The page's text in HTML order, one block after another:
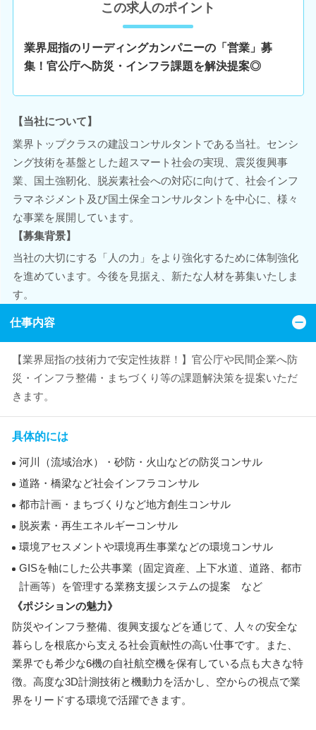
この求人のポイント
業界屈指のリーディングカンパニーの「営業」募
集！官公庁へ防災・インフラ課題を解決提案◎
【当社について】
業界トップクラスの建設コンサルタントである当社。センシ
ング技術を基盤とした超スマート社会の実現、震災復興事
業、国土強靭化、脱炭素社会への対応に向けて、社会インフ
ラマネジメント及び国土保全コンサルタントを中心に、様々
な事業を展開しています。
【募集背景】
当社の大切にする「人の力」をより強化するために体制強化
を進めています。今後を見据え、新たな人材を募集いたしま
す。
仕事内容
【業界屈指の技術力で安定性抜群！】官公庁や民間企業へ防
災・インフラ整備・まちづくり等の課題解決策を提案いただ
きます。
具体的には
河川（流域治水）・砂防・火山などの防災コンサル
道路・橋梁など社会インフラコンサル
都市計画・まちづくりなど地方創生コンサル
脱炭素・再生エネルギーコンサル
環境アセスメントや環境再生事業などの環境コンサル
GISを軸にした公共事業（固定資産、上下水道、道路、都市
計画等）を管理する業務支援システムの提案 など
《ポジションの魅力》
防災やインフラ整備、復興支援などを通じて、人々の安全な
暮らしを根底から支える社会貢献性の高い仕事です。また、
業界でも希少な6機の自社航空機を保有している点も大きな特
徴。高度な3D計測技術と機動力を活かし、空からの視点で業
界をリードする環境で活躍できます。